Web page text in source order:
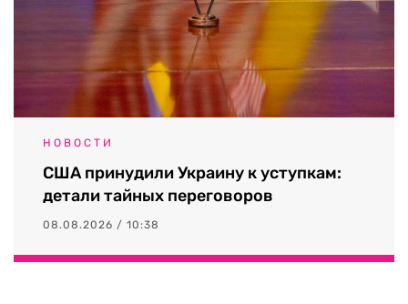
НОВОСТИ
США принудили Украину к уступкам:
детали тайных переговоров
08.08.2026 / 10:38